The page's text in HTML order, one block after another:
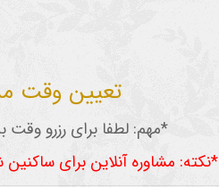
تعیین وقت
*مهم: لطفا برای رزرو وقت
*نکته: مشاوره آنلاین برای